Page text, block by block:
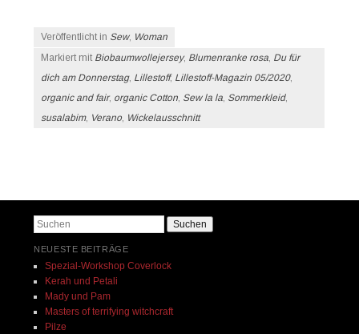
Veröffentlicht in Sew, Woman
Markiert mit Biobaumwollejersey, Blumenranke rosa Du für
dich am Donnerstag, Lillestoff, Lillestoff-Magazin 05/2020,
organic and fair, organic Cotton Sew la la Sommerkleid,
susalabim, Verano Wickelausschnitt
Suchen
NEUESTE BEITRÄGE
Spezial-Workshop Coverlock
Kerah und Petali
Mady und Pam
Masters of terrifying witchcraft
Pilze